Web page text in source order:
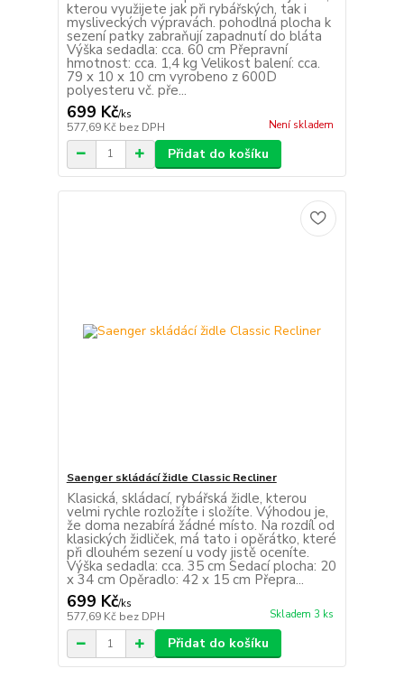
kterou využijete jak při rybářských, tak i
mysliveckých výpravách. pohodlná plocha k
sezení patky zabraňují zapadnutí do bláta
Výška sedadla: cca. 60 cm Přepravní
hmotnost: cca. 1,4 kg Velikost balení: cca.
79 x 10 x 10 cm vyrobeno z 600D
polyesteru vč. pře...
699 Kč/ks
577,69 Kč bez DPH Není skladem
Přidat do košíku
Saenger skládácí židle Classic Recliner
Klasická, skládací, rybářská židle, kterou
velmi rychle rozložíte i složíte. Výhodou je,
že doma nezabírá žádné místo. Na rozdíl od
klasických židliček, má tato i opěrátko, které
při dlouhém sezení u vody jistě oceníte.
Výška sedadla: cca. 35 cm Sedací plocha: 20
x 34 cm Opěradlo: 42 x 15 cm Přepra...
699 Kč/ks
577,69 Kč bez DPH Skladem 3 ks
Přidat do košíku